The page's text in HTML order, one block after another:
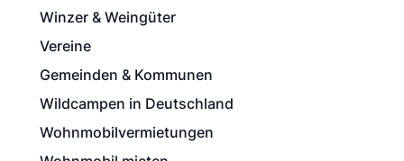
Winzer & Weingüter
Vereine
Gemeinden & Kommunen
Wildcampen in Deutschland
Wohnmobilvermietungen